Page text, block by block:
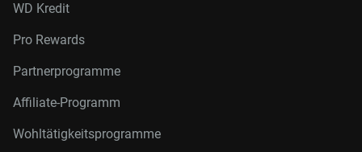
WD Kredit
Pro Rewards
Partnerprogramme
Affiliate-Programm
Wohltätigkeitsprogramme